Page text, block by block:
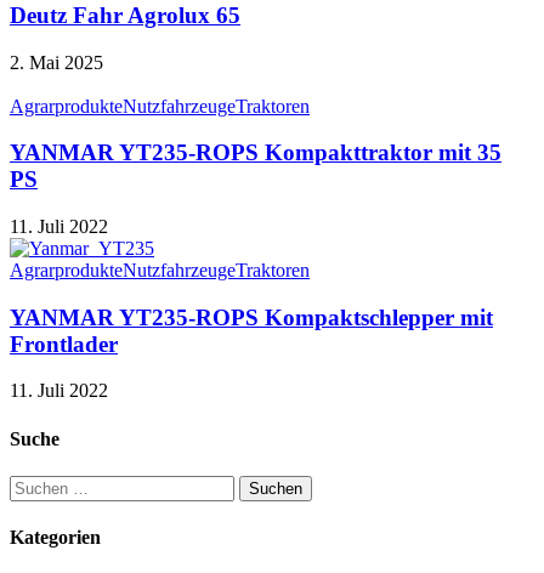
Deutz Fahr Agrolux 65
2. Mai 2025
AgrarprodukteNutzfahrzeugeTraktoren
YANMAR YT235-ROPS Kompakttraktor mit 35
PS
11. Juli 2022
AgrarprodukteNutzfahrzeugeTraktoren
YANMAR YT235-ROPS Kompaktschlepper mit
Frontlader
11. Juli 2022
Suche
Suchen
nach:
Kategorien